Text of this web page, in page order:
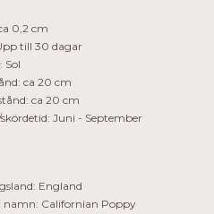
0,2 cm
till 30 dagar
Sol
ca 20 cm
ca 20 cm
Juni - September
England
namn: Californian Poppy